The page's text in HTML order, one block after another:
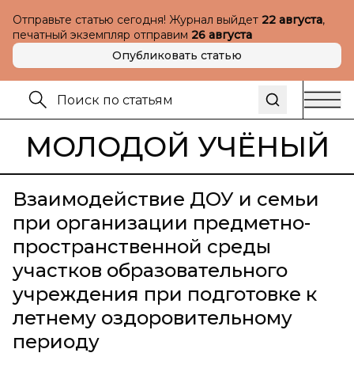
Отправьте статью сегодня! Журнал выйдет 22 августа,
печатный экземпляр отправим 26 августа
Опубликовать статью
МОЛОДОЙ УЧЁНЫЙ
Взаимодействие ДОУ и семьи
при организации предметно-
пространственной среды
участков образовательного
учреждения при подготовке к
летнему оздоровительному
периоду